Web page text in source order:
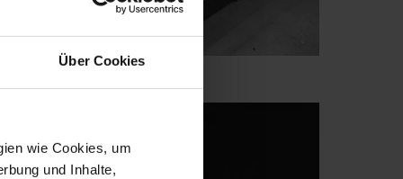
Über Cookies
wie Cookies, um
und Inhalte,